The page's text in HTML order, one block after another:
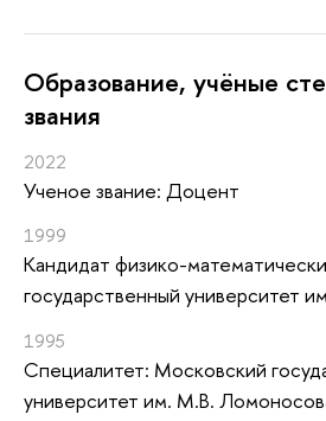
Oбразование, учёные
звания
2022
Ученое звание: Доцент
1999
Кандидат физико-
государственный университет
1995
Специалитет: Московский
университет им. М.В.